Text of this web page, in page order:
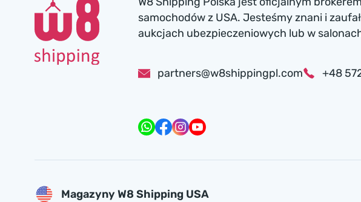
samochodów z USA. Jesteśmy znani i
aukcjach ubezpieczeniowych lub w
partners@w8shippingpl.com +48
Magazyny W8 Shipping USA